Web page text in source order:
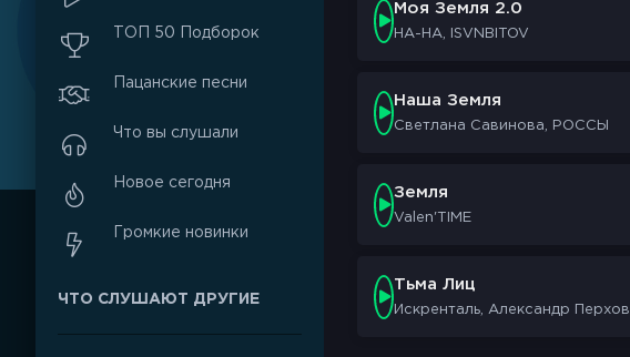
Моя Земля 2.0
НА-НА, ISVNBITOV
Наша Земля
Светлана Савинова, РОССЫ
Земля
Valen'TIME
Тьма Лиц
Искренталь, Александр Перхов
ТОП 50 Подборок
Пацанские песни
Что вы слушали
Новое сегодня
Громкие новинки
ЧТО СЛУШАЮТ ДРУГИЕ